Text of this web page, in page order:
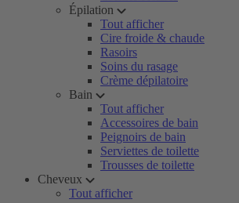
Épilation
Tout afficher
Cire froide & chaude
Rasoirs
Soins du rasage
Crème dépilatoire
Bain
Tout afficher
Accessoires de bain
Peignoirs de bain
Serviettes de toilette
Trousses de toilette
Cheveux
Tout afficher